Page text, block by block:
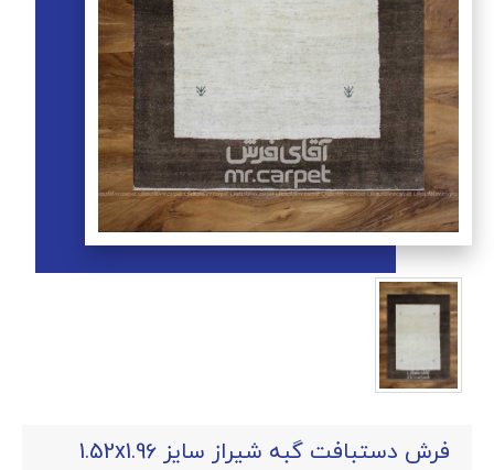
فرش دستبافت گبه شیراز سایز 1.52x1.96